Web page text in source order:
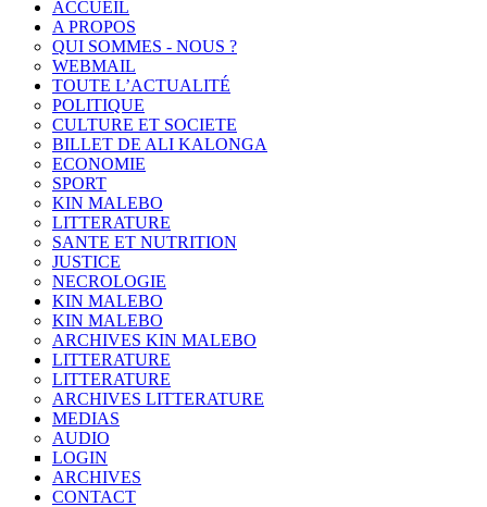
ACCUEIL
A PROPOS
QUI SOMMES - NOUS ?
WEBMAIL
TOUTE L’ACTUALITÉ
POLITIQUE
CULTURE ET SOCIETE
BILLET DE ALI KALONGA
ECONOMIE
SPORT
KIN MALEBO
LITTERATURE
SANTE ET NUTRITION
JUSTICE
NECROLOGIE
KIN MALEBO
KIN MALEBO
ARCHIVES KIN MALEBO
LITTERATURE
LITTERATURE
ARCHIVES LITTERATURE
MEDIAS
AUDIO
LOGIN
ARCHIVES
CONTACT